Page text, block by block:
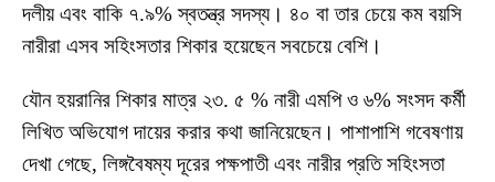
দলীয় এবং বাকি ৭.৯% স্বতন্ত্র সদস্য। ৪০ বা তার চেয়ে কম বয়সি
নারীরা এসব সহিংসতার শিকার হয়েছেন সবচেয়ে বেশি।
যৌন হয়রানির শিকার মাত্র ২৩. ৫ % নারী এমপি ও ৬% সংসদ কর্মী
লিখিত অভিযোগ দায়ের করার কথা জানিয়েছেন। পাশাপাশি গবেষণায়
দেখা গেছে, লিঙ্গবৈষম্য দূরের পক্ষপাতী এবং নারীর প্রতি সহিংসতা